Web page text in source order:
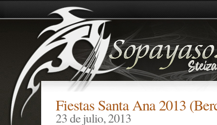
Fiestas Santa Ana 2013
23 de julio, 2013